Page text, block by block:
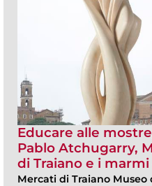
Educare alle
Pablo Atchugarry,
di Traiano e i
Mercati di Traiano